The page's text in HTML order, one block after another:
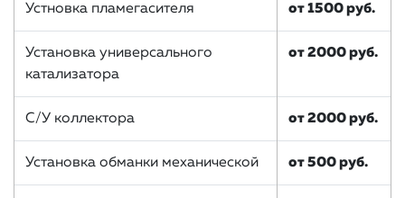
Устновка пламегасителя от 1500 руб.
Установка универсального
катализатора
от 2000 руб.
С/У коллектора от 2000 руб.
Установка обманки механической от 500 руб.